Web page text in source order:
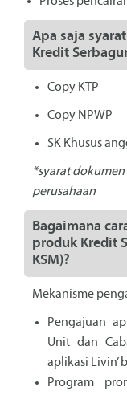
Apa saja
Kredit
Copy KTP
Copy NPWP
SK Khusus
*syarat
perusahaan
Bagaimana
produk Kredit
KSM)?
Mekanisme
Pengajuan
Unit dan
aplikasi Livin’
Program